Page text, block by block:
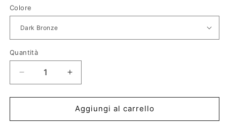
Colore
Quantità
Diminuisci
quantità
per
Isabel
Aumenta
quantità
per
Tuta
Isabel
Aggiungi al carrello